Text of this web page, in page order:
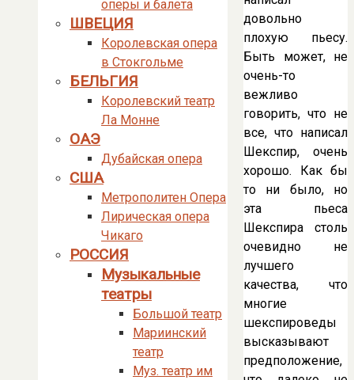
довольно
плохую пьесу.
Быть может, не
очень-то
вежливо
говорить, что не
все, что написал
Шекспир, очень
хорошо. Как бы
то ни было, но
эта пьеса
Шекспира столь
очевидно не
лучшего
качества, что
многие
шекспироведы
высказывают
предположение,
оперы и балета
ШВЕЦИЯ
Королевская опера
в Стокгольме
БЕЛЬГИЯ
Королевский театр
Ла Монне
ОАЭ
Дубайская опера
США
Метрополитен Опера
Лирическая опера
Чикаго
РОССИЯ
Музыкальные
театры
Большой театр
Мариинский
театр
Муз. театр им